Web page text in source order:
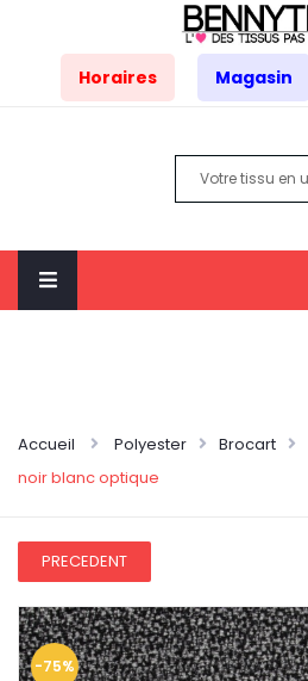
Horaires Magasin
Accueil Polyester Brocart
noir blanc optique
PRECEDENT
-75%